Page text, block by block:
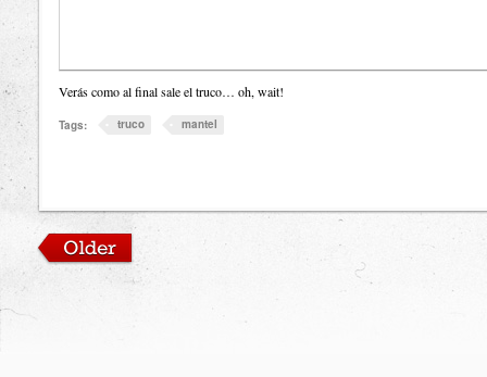
Verás como al final sale el truco… oh, wait!
Tags: truco mantel